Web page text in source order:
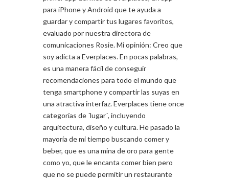
para iPhone y Android que te ayuda a
guardar y compartir tus lugares favoritos,
evaluado por nuestra directora de
comunicaciones Rosie. Mi opinión: Creo que
soy adicta a Everplaces. En pocas palabras,
es una manera fácil de conseguir
recomendaciones para todo el mundo que
tenga smartphone y compartir las suyas en
una atractiva interfaz. Everplaces tiene once
categorías de ´lugar´, incluyendo
arquitectura, diseño y cultura. He pasado la
mayoría de mi tiempo buscando comer y
beber, que es una mina de oro para gente
como yo, que le encanta comer bien pero
que no se puede permitir un restaurante